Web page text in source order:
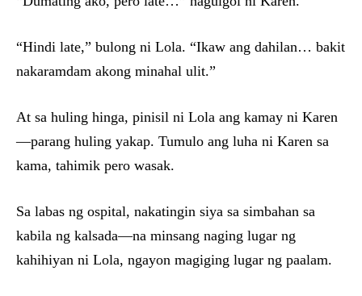
“Hindi late,” bulong ni Lola. “Ikaw ang dahilan… bakit
nakaramdam akong minahal ulit.”
At sa huling hinga, pinisil ni Lola ang kamay ni Karen
—parang huling yakap. Tumulo ang luha ni Karen sa
kama, tahimik pero wasak.
Sa labas ng ospital, nakatingin siya sa simbahan sa
kabila ng kalsada—na minsang naging lugar ng
kahihiyan ni Lola, ngayon magiging lugar ng paalam.